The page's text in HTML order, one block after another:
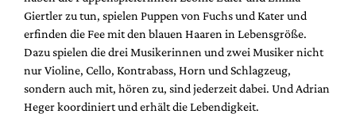
Giertler zu tun, spielen Puppen von Fuchs und Kater und
erfinden die Fee mit den blauen Haaren in Lebensgröße.
Dazu spielen die drei Musikerinnen und zwei Musiker nicht
nur Violine, Cello, Kontrabass, Horn und Schlagzeug,
sondern auch mit, hören zu, sind jederzeit dabei. Und Adrian
Heger koordiniert und erhält die Lebendigkeit.